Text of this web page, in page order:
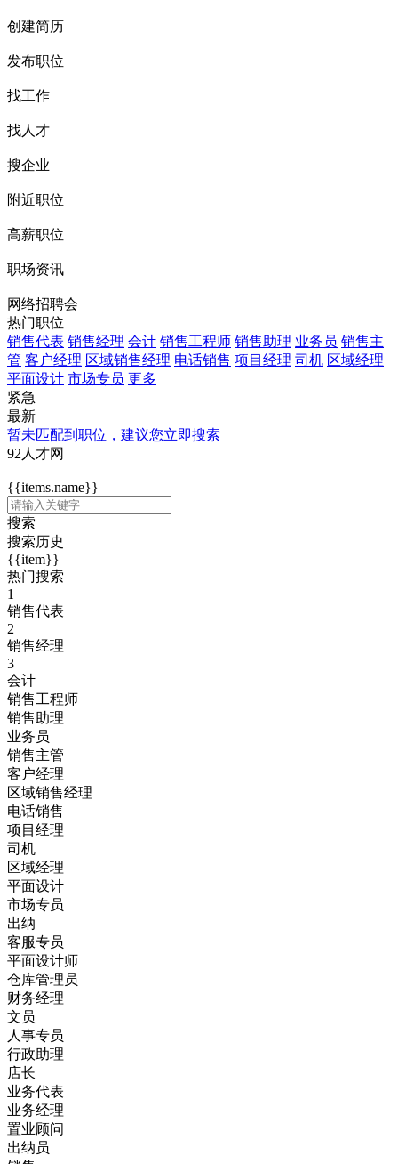
创建简历
发布职位
找工作
找人才
搜企业
附近职位
高薪职位
职场资讯
网络招聘会
热门职位
销售代表 销售经理 会计 销售工程师 销售助理 业务员 销售主
管 客户经理 区域销售经理 电话销售 项目经理 司机 区域经理
平面设计 市场专员 更多
紧急
最新
暂未匹配到职位，建议您立即搜索
92人才网
{{items.name}}
搜索
搜索历史
{{item}}
热门搜索
1
销售代表
2
销售经理
3
会计
销售工程师
销售助理
业务员
销售主管
客户经理
区域销售经理
电话销售
项目经理
司机
区域经理
平面设计
市场专员
出纳
客服专员
平面设计师
仓库管理员
财务经理
文员
人事专员
行政助理
店长
业务代表
业务经理
置业顾问
出纳员